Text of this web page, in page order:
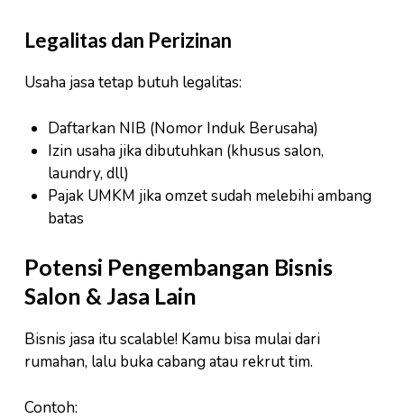
Legalitas dan Perizinan
Usaha jasa tetap butuh legalitas:
Daftarkan NIB (Nomor Induk Berusaha)
Izin usaha jika dibutuhkan (khusus salon,
laundry, dll)
Pajak UMKM jika omzet sudah melebihi ambang
batas
Potensi Pengembangan Bisnis
Salon & Jasa Lain
Bisnis jasa itu scalable! Kamu bisa mulai dari
rumahan, lalu buka cabang atau rekrut tim.
Contoh: